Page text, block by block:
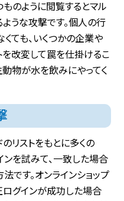
のように閲覧するとマル
うな攻撃です。個人の行
ても、いくつかの企業や
改変して罠を仕掛けるこ
物が水を飲みにやってく
リストをもとに多くの
を試みて、一致した場合
です。オンラインショップ
ログインが成功した場合